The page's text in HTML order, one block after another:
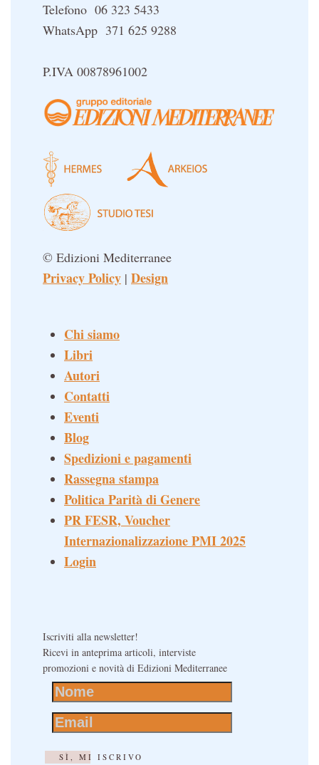
Telefono 06 323 5433
WhatsApp 371 625 9288
P.IVA 00878961002
© Edizioni Mediterranee
Privacy Policy | Design
Chi siamo
Libri
Autori
Contatti
Eventi
Blog
Spedizioni e pagamenti
Rassegna stampa
Politica Parità di Genere
PR FESR, Voucher
Internazionalizzazione PMI 2025
Login
Iscriviti alla newsletter!
Ricevi in anteprima articoli, interviste
promozioni e novità di Edizioni Mediterranee
SÌ, MI ISCRIVO